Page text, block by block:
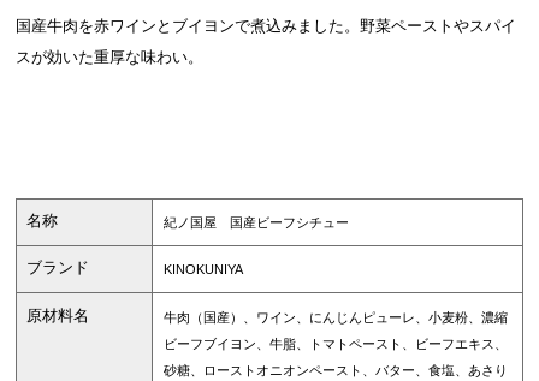
国産牛肉を赤ワインとブイヨンで煮込みました。野菜ペーストやスパイ
スが効いた重厚な味わい。
名称 紀ノ国屋 国産ビーフシチュー
ブランド KINOKUNIYA
原材料名
牛肉（国産）、ワイン、にんじんピューレ、小麦粉、濃縮
ビーフブイヨン、牛脂、トマトペースト、ビーフエキス、
砂糖、ローストオニオンペースト、バター、食塩、あさり